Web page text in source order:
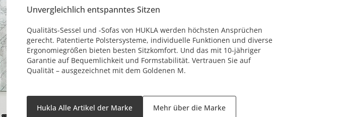
Unvergleichlich entspanntes Sitzen
Qualitäts-Sessel und -Sofas von HUKLA werden höchsten Ansprüchen
gerecht. Patentierte Polstersysteme, individuelle Funktionen und diverse
Ergonomiegrößen bieten besten Sitzkomfort. Und das mit 10-jähriger
Garantie auf Bequemlichkeit und Formstabilität. Vertrauen Sie auf
Qualität – ausgezeichnet mit dem Goldenen M.
Hukla Alle Artikel der Marke Mehr über die Marke